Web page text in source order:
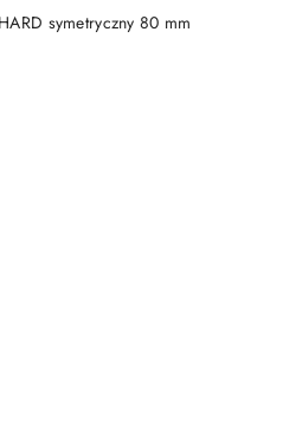
symetryczny 80 mm
DO KOSZYKA